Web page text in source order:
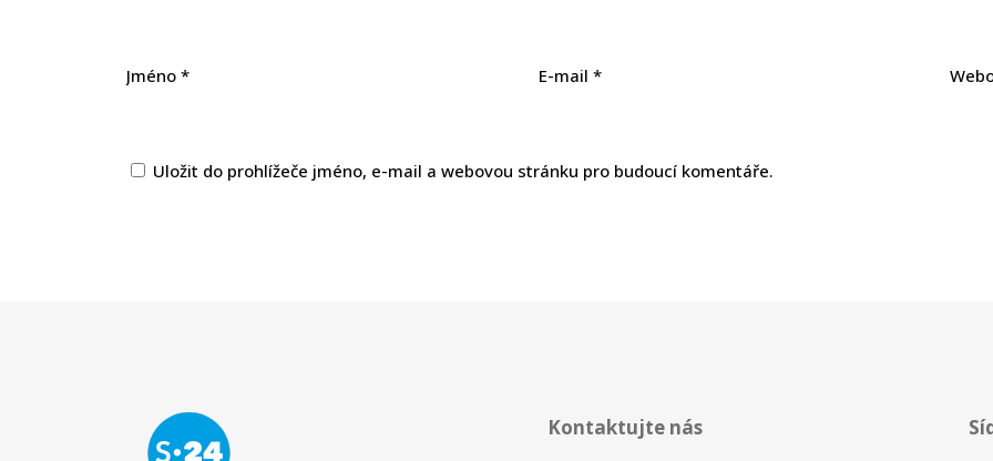
Jméno * E-mail *
Uložit do prohlížeče jméno, e-mail a webovou stránku pro budoucí komentáře.
Kontaktujte nás